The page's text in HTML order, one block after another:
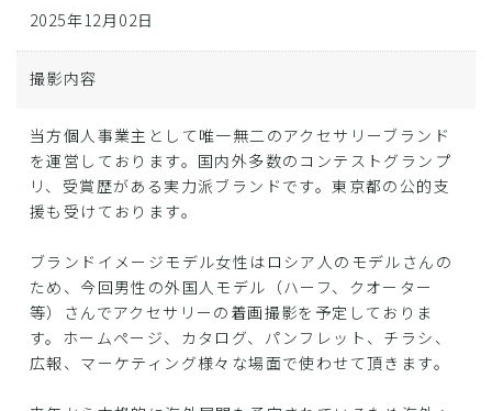
2025年12月02日
撮影内容
当方個人事業主として唯一無二のアクセサリーブランド
を運営しております。国内外多数のコンテストグランプ
リ、受賞歴がある実力派ブランドです。東京都の公的支
援も受けております。
ブランドイメージモデル女性はロシア人のモデルさんの
ため、今回男性の外国人モデル（ハーフ、クオーター
等）さんでアクセサリーの着画撮影を予定しておりま
す。ホームページ、カタログ、パンフレット、チラシ、
広報、マーケティング様々な場面で使わせて頂きます。